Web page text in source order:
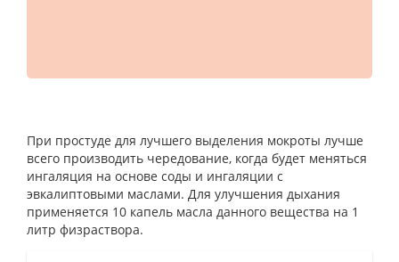
При простуде для лучшего выделения мокроты лучше
всего производить чередование, когда будет меняться
ингаляция на основе соды и ингаляции с
эвкалиптовыми маслами. Для улучшения дыхания
применяется 10 капель масла данного вещества на 1
литр физраствора.